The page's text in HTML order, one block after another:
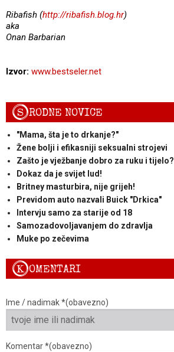
Ribafish (http://ribafish.blog.hr)
aka
Onan Barbarian
Izvor: www.bestseler.net
SRODNE NOVICE
"Mama, šta je to drkanje?"
Žene bolji i efikasniji seksualni strojevi
Zašto je vježbanje dobro za ruku i tijelo?
Dokaz da je svijet lud!
Britney masturbira, nije grijeh!
Previdom auto nazvali Buick "Drkica"
Intervju samo za starije od 18
Samozadovoljavanjem do zdravlja
Muke po zečevima
KOMENTARI
Ime / nadimak *(obavezno)
Komentar *(obavezno)